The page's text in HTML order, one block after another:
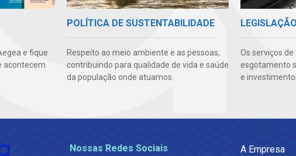
e fique
acontecem
POLÍTICA DE SUSTENTABILIDADE
Respeito ao meio ambiente e as pessoas,
contribuindo para qualidade de vida e saúde
da população onde atuamos.
Os serviços
esgotamento
e
Nossas Redes Sociais A Empresa